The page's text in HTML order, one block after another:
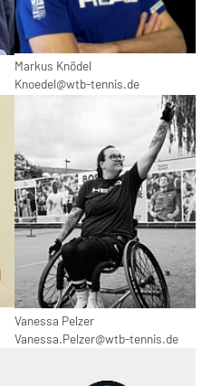
Markus Knödel
Knoedel@wtb-tennis.de
Vanessa Pelzer
Vanessa.Pelzer@wtb-tennis.de